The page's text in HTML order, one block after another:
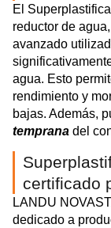
El
reductor de
avanzado
agua. Esto
rendimiento y
bajas. Además,
temprana del
certificado
LANDU
dedicado a